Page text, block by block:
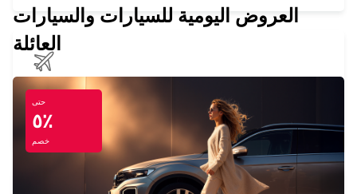
GENEVA COINTRIN AIRPORT GVA SWISS
SIDE
GENEVA - SWITZERLAND
العروض اليومية للسيارات والسيارات
العائلة
حتى
٥٪
خصم